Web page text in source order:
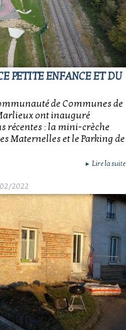
PETITE ENFANCE ET DU
de Communes de
ont inauguré
récentes : la mini-crèche
Maternelles et le Parking de
► Lire la suite
2022